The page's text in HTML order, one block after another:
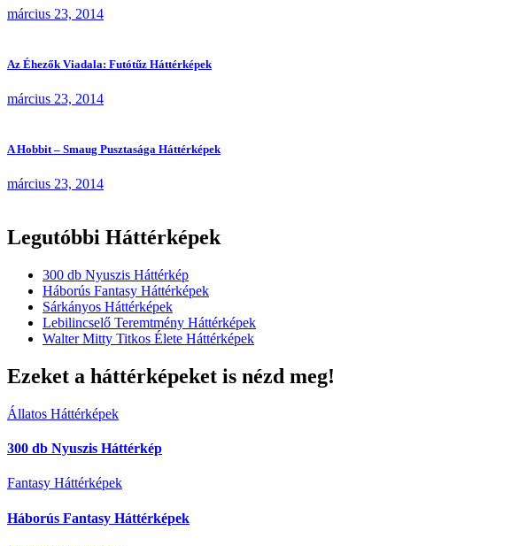
március 23, 2014
Az Éhezők Viadala: Futótűz Háttérképek
március 23, 2014
A Hobbit – Smaug Pusztasága Háttérképek
március 23, 2014
Legutóbbi Háttérképek
300 db Nyuszis Háttérkép
Háborús Fantasy Háttérképek
Sárkányos Háttérképek
Lebilincselő Teremtmény Háttérképek
Walter Mitty Titkos Élete Háttérképek
Ezeket a háttérképeket is nézd meg!
Állatos Háttérképek
300 db Nyuszis Háttérkép
Fantasy Háttérképek
Háborús Fantasy Háttérképek